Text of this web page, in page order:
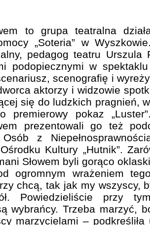
to grupa teatralna
„Soteria” w
pedagog teatru Urszula
podopiecznymi w spektaklu
scenografię i
aktorzy i widzowie
się do ludzkich pragnień,
premierowy pokaz
prezentowali go też
Osób z
Kultury „Hutnik”.
Słowem byli gorąco
ogromnym wrażeniem
chcą, tak jak my wszyscy,
Powiedzieliście przy
wybrańcy. Trzeba marzyć,
marzycielami –